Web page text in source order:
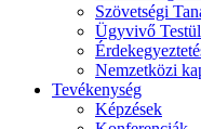
Szövetségi
Ügyvivő
Nemzetközi
Tevékenység
Képzések